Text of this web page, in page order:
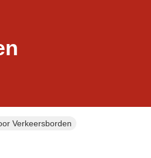
Verkeersborden